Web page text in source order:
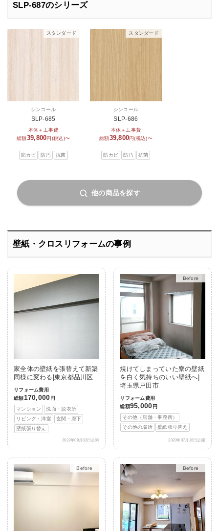
SLP-687のシリーズ
シンコール
SLP-685
本体＋工事費
総額39,800円(税込)〜
防カビ 防汚 抗菌
スタンダード
シンコール
SLP-686
本体＋工事費
総額39,800円(税込)〜
防カビ 防汚 抗菌
スタンダード
他の商品を探す
壁紙・クロスリフォームの事例
家全体の壁紙を張替えて新築
同様に変わる|東京都品川区
リフォーム費用
総額170,000 円
マンション
洗面・脱衣所
リビング・洋室
玄関・廊下
壁紙張り替え
2023年08月02日公開
After
焼けてしまっていた寮の壁紙
を白く気持ちのいい壁紙へ|
埼玉県戸田市
リフォーム費用
総額95,000 円
その他（店舗・事務所）
その他の場所
壁紙張り替え
2023年07月26日公開
After After